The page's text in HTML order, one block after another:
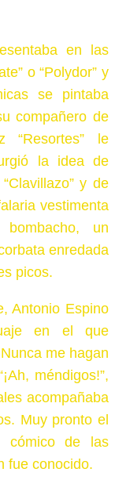
en las
o “Polydor” y
se pintaba
compañero de
“Resortes” le
la idea de
y de
vestimenta
un
enredada
picos.
Antonio Espino
en el que
me hagan
méndigos!”,
acompañaba
Muy pronto el
cómico de las
fue conocido.